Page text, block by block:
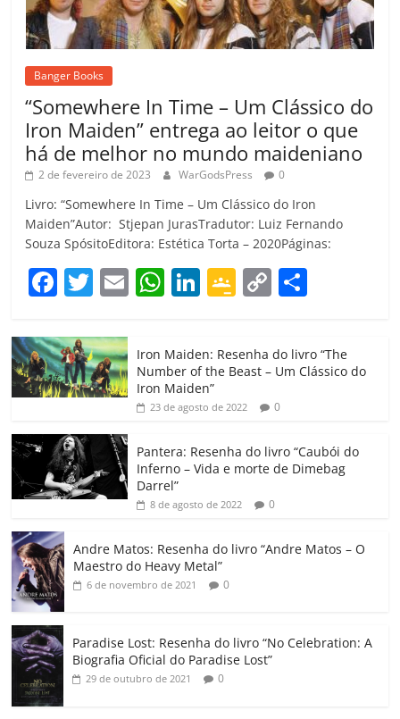
Banger Books
“Somewhere In Time – Um Clássico do
Iron Maiden” entrega ao leitor o que
há de melhor no mundo maideniano
2 de fevereiro de 2023 WarGodsPress 0
Livro: “Somewhere In Time – Um Clássico do Iron
Maiden”Autor: Stjepan JurasTradutor: Luiz Fernando
Souza SpósitoEditora: Estética Torta – 2020Páginas:
F
c
e
b
o
o
k
T
itt
er
E W
at
s
A
p
Li
e
dI
G
gl
e
Cl
a
ss
ro
o
C
p
y
Li
k
m
p
h
ar
Iron Maiden: Resenha do livro “The
Number of the Beast – Um Clássico do
Iron Maiden”
23 de agosto de 2022 0
Pantera: Resenha do livro “Caubói do
Inferno – Vida e morte de Dimebag
Darrel”
8 de agosto de 2022 0
Andre Matos: Resenha do livro “Andre Matos – O
Maestro do Heavy Metal”
6 de novembro de 2021 0
Paradise Lost: Resenha do livro “No Celebration: A
Biografia Oficial do Paradise Lost”
29 de outubro de 2021 0